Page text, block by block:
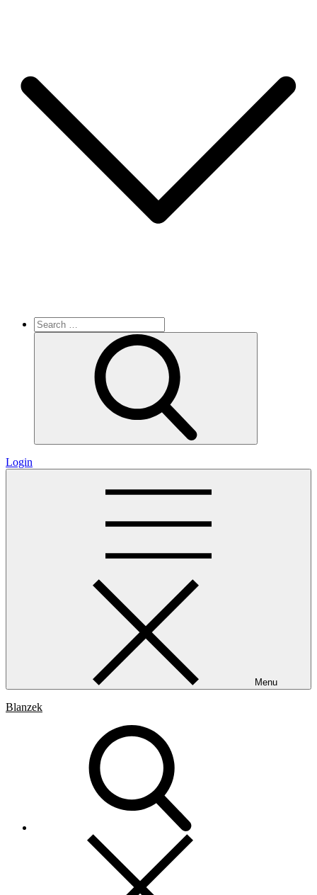
Search
for:
Login
Menu
Blanzek